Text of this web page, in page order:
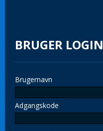
BRUGER LOGIN
Brugernavn
Adgangskode